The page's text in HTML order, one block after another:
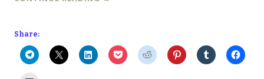
Share: